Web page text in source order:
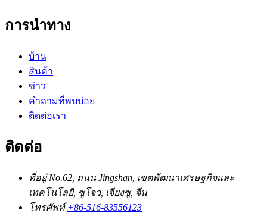
การนำทาง
บ้าน
สินค้า
ข่าว
คำถามที่พบบ่อย
ติดต่อเรา
ติดต่อ
ที่อยู่ No.62, ถนน Jingshan, เขตพัฒนาเศรษฐกิจและ
เทคโนโลยี, ซูโจว, เจียงซู, จีน
โทรศัพท์ +86-516-83556123